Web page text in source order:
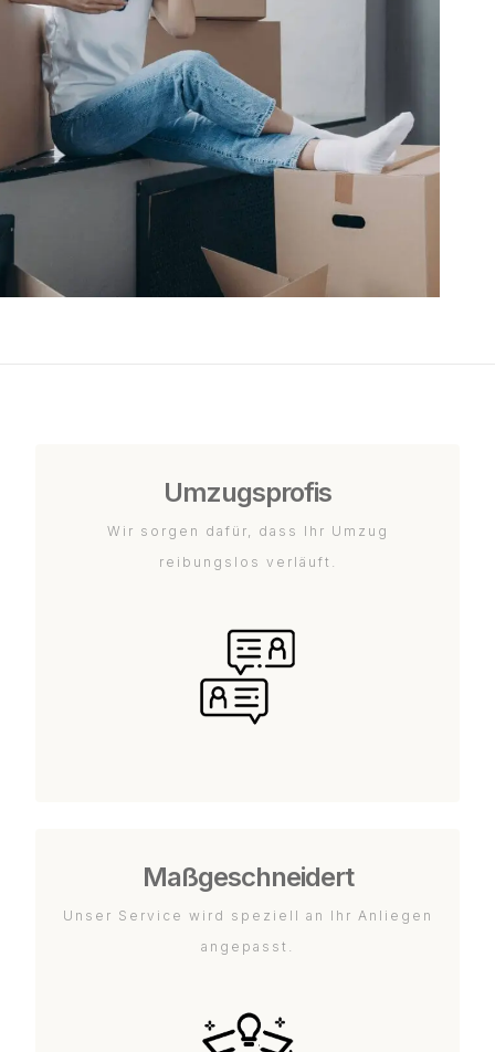
Umzugsprofis
Wir sorgen dafür, dass Ihr Umzug
reibungslos verläuft.
Maßgeschneidert
Unser Service wird speziell an Ihr Anliegen
angepasst.